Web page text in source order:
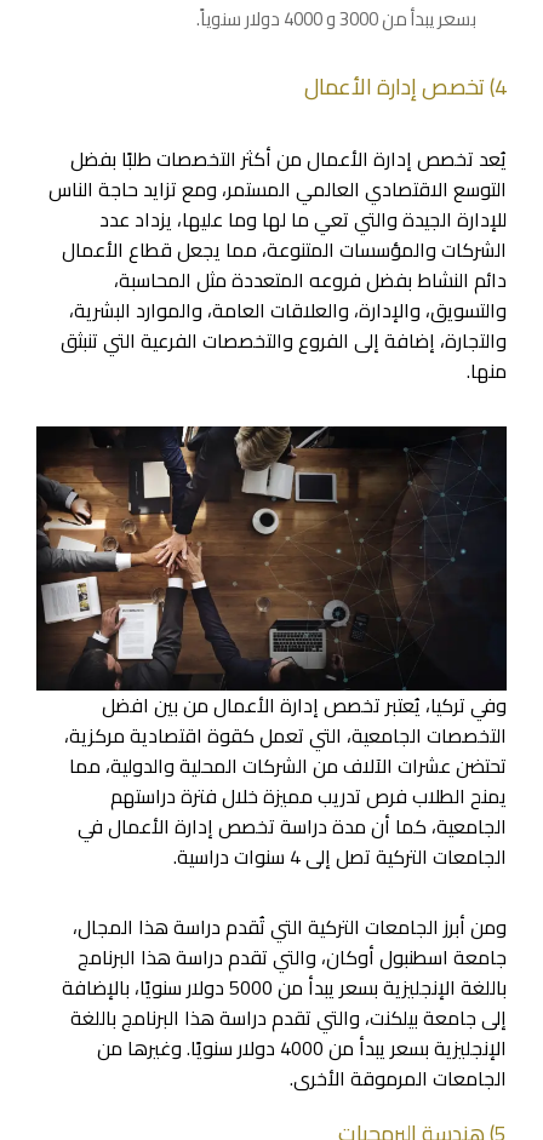
بسعر يبدأ من 3000 و 4000 دولار سنوياً.
4) تخصص إدارة الأعمال
يُعد تخصص إدارة الأعمال من أكثر التخصصات طلبًا بفضل
التوسع الاقتصادي العالمي المستمر، ومع تزايد حاجة الناس
للإدارة الجيدة والتي تعي ما لها وما عليها، يزداد عدد
الشركات والمؤسسات المتنوعة، مما يجعل قطاع الأعمال
دائم النشاط بفضل فروعه المتعددة مثل المحاسبة،
والتسويق، والإدارة، والعلاقات العامة، والموارد البشرية،
والتجارة، إضافة إلى الفروع والتخصصات الفرعية التي تنبثق
منها.
وفي تركيا، يُعتبر تخصص إدارة الأعمال من بين افضل
التخصصات الجامعية، التي تعمل كقوة اقتصادية مركزية،
تحتضن عشرات الآلاف من الشركات المحلية والدولية، مما
يمنح الطلاب فرص تدريب مميزة خلال فترة دراستهم
الجامعية، كما أن مدة دراسة تخصص إدارة الأعمال في
الجامعات التركية تصل إلى 4 سنوات دراسية.
ومن أبرز الجامعات التركية التي تُقدم دراسة هذا المجال،
جامعة اسطنبول أوكان، والتي تقدم دراسة هذا البرنامج
باللغة الإنجليزية بسعر يبدأ من 5000 دولار سنويًا، بالإضافة
إلى جامعة بيلكنت، والتي تقدم دراسة هذا البرنامج باللغة
الإنجليزية بسعر يبدأ من 4000 دولار سنويًا. وغيرها من
الجامعات المرموقة الأخرى.